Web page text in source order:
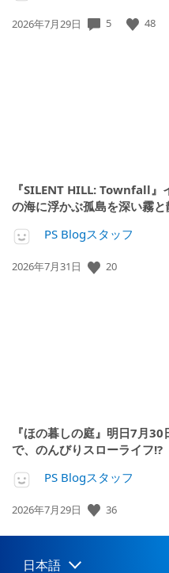
公
2026年7月29日 5 48
『SILENT HILL: Townfall』
の海に浮かぶ孤島を深い霧
PS Blogスタッフ
公
2026年7月31日 20
『ほの暮しの庭』明日7月
で、のんびりスローライフ!?
PS Blogスタッフ
公
日:
2026年7月29日 36
日本語